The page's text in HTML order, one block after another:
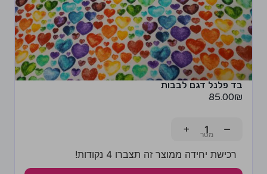
בד פלנל דגם לבבות
85.00₪
−
+
רכישת יחידה ממוצר זה תצברו 4 נקודות!